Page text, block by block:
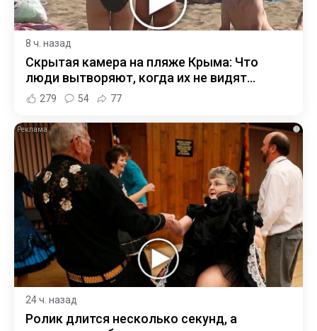
8 ч. назад
Скрытая камера на пляже Крыма: Что
люди вытворяют, когда их не видят...
279 54 77
i
24 ч. назад
Ролик длится несколько секунд, а